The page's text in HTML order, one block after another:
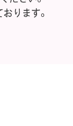
ります。